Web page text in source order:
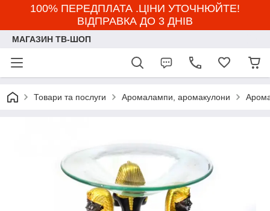
100% ПЕРЕДПЛАТА .ЦІНИ УТОЧНЮЙТЕ!
ВІДПРАВКА ДО 3 ДНІВ
МАГАЗИН ТВ-ШОП
Товари та послуги Аромалампи, аромакулони